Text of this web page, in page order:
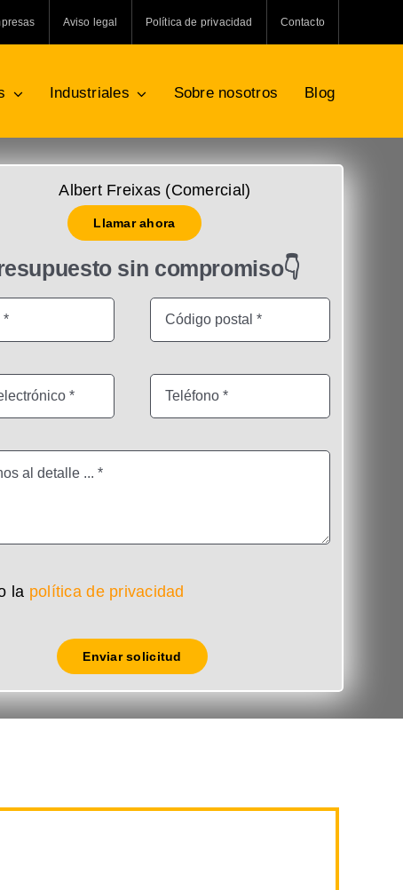
Aviso legal Política de privacidad Contacto
Industriales Sobre nosotros Blog
Albert Freixas (Comercial)
Llamar ahora
sin compromiso👇
la política de privacidad
Enviar solicitud